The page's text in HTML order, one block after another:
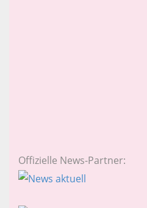
Offizielle News-Partner: